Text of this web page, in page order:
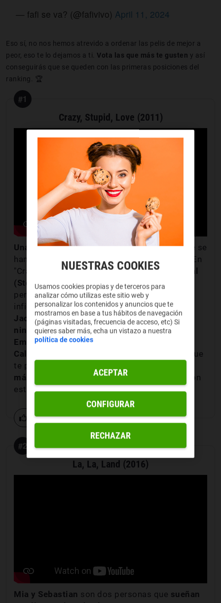
— fafi se va? (@fafivivo) April 11, 2024
Eso sí, no nos hemos atrevido a ordenar las pelis de mejor a
peor, eso te lo dejamos a ti. Vota las que más te gusten y así
conseguirás que se queden con las primeras posiciones del
ranking. 🏆
#1
Crazy, Stupid, Love (2011)
Una de las mejorescomedias románticasque se
han hecho nunca,ya está, lo hemos soltado
. En
"Crazy, Stupid, Love" vivimosel divorcio de Cal
(Steve Carrell), que después de una vida
perfecta se entera de que su mujer le ha sido
infiel y le abandona. En el camino conoce a
Jacob,un donjuán al que no se le escapa
ninguna mujery le enseñará como debe ligar.
Emma Stoneinterpreta a
Cal
, una universitaria con el novio más soso que
te puedas encontrar y
más de chispa
. Es imposible que no te rías con
esta comedia.
0 votos
#2
La, La, Land (2016)
Mia y Sebastian son dos personas que sueñan
NUESTRAS COOKIES
Usamos cookies propias y de terceros para
analizar cómo utilizas este sitio web y
personalizar los contenidos y anuncios que te
mostramos en base a tus hábitos de navegación
(páginas visitadas, frecuencia de acceso, etc) Si
quieres saber más, echa un vistazo a nuestra
política de cookies
RECHAZAR
ACEPTAR
CONFIGURAR